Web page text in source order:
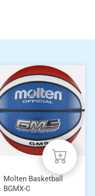
Molten Basketball
BGMX-C